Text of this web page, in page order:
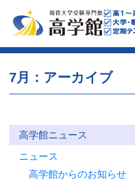
7月：アーカイブ
高学館ニュース
ニュース
高学館からのお知らせ